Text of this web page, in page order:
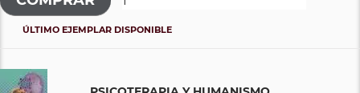
ÚLTIMO EJEMPLAR DISPONIBLE